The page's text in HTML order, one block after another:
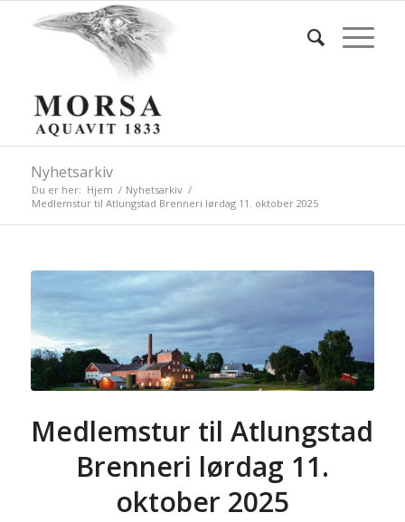
Nyhetsarkiv
Du er her: Hjem / Nyhetsarkiv /
Medlemstur til Atlungstad Brenneri lørdag 11. oktober 2025
Medlemstur til Atlungstad
Brenneri lørdag 11.
oktober 2025